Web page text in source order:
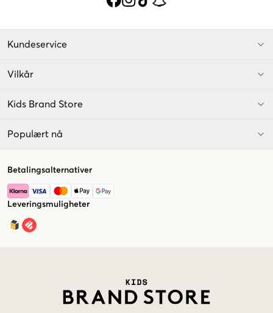
Kundeservice
Vilkår
Kids Brand Store
Populært nå
Betalingsalternativer
Leveringsmuligheter